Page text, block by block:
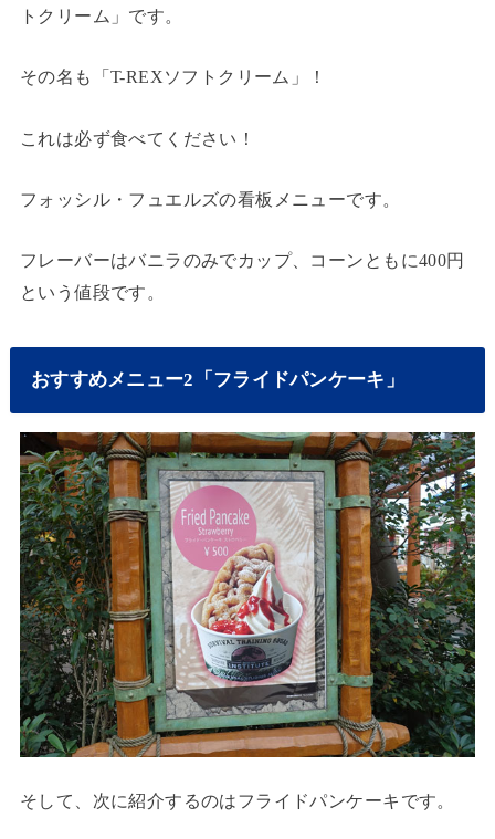
トクリーム」です。
その名も「T-REXソフトクリーム」！
これは必ず食べてください！
フォッシル・フュエルズの看板メニューです。
フレーバーはバニラのみでカップ、コーンともに400円
という値段です。
おすすめメニュー2「フライドパンケーキ」
そして、次に紹介するのはフライドパンケーキです。